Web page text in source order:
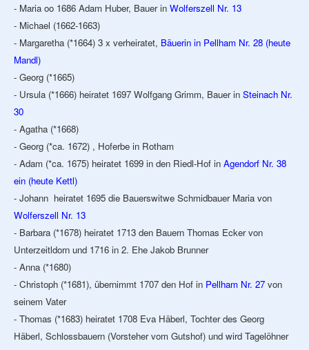
- Maria oo 1686 Adam Huber, Bauer in Wolferszell Nr. 13
- Michael (1662-1663)
- Margaretha (*1664) 3 x verheiratet, Bäuerin in Pellham Nr. 28 (heute
Mandl)
- Georg (*1665)
- Ursula (*1666) heiratet 1697 Wolfgang Grimm, Bauer in Steinach Nr.
30
- Agatha (*1668)
- Georg (*ca. 1672) , Hoferbe in Rotham
- Adam (*ca. 1675) heiratet 1699 in den Riedl-Hof in Agendorf Nr. 38
ein (heute Kettl)
- Johann heiratet 1695 die Bauerswitwe Schmidbauer Maria von
Wolferszell Nr. 13
- Barbara (*1678) heiratet 1713 den Bauern Thomas Ecker von
Unterzeitldorn und 1716 in 2. Ehe Jakob Brunner
- Anna (*1680)
- Christoph (*1681), übernimmt 1707 den Hof in Pellham Nr. 27 von
seinem Vater
- Thomas (*1683) heiratet 1708 Eva Häberl, Tochter des Georg
Häberl, Schlossbauern (Vorsteher vom Gutshof) und wird Tagelöhner